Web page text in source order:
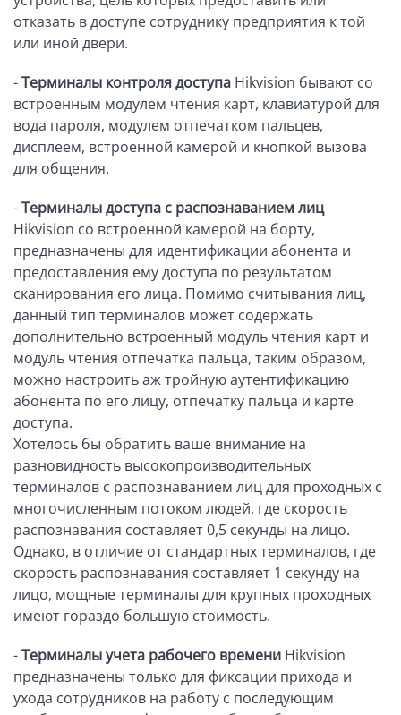
отказать в доступе сотруднику предприятия к той
или иной двери.
-Терминалы контроля доступа Hikvision бывают со
встроенным модулем чтения карт, клавиатурой для
вода пароля, модулем отпечатком пальцев,
дисплеем, встроенной камерой и кнопкой вызова
для общения.
-Терминалы доступа с распознаванием лиц
Hikvision со встроенной камерой на борту,
предназначены для идентификации абонента и
предоставления ему доступа по результатом
сканирования его лица. Помимо считывания лиц,
данный тип терминалов может содержать
дополнительно встроенный модуль чтения карт и
модуль чтения отпечатка пальца, таким образом,
можно настроить аж тройную аутентификацию
абонента по его лицу, отпечатку пальца и карте
доступа.
Хотелось бы обратить ваше внимание на
разновидность высокопроизводительных
терминалов с распознаванием лиц для проходных с
многочисленным потоком людей, где скорость
распознавания составляет 0,5 секунды на лицо.
Однако, в отличие от стандартных терминалов, где
скорость распознавания составляет 1 секунду на
лицо, мощные терминалы для крупных проходных
имеют гораздо большую стоимость.
-Терминалы учета рабочего времени Hikvision
предназначены только для фиксации прихода и
ухода сотрудников на работу с последующим